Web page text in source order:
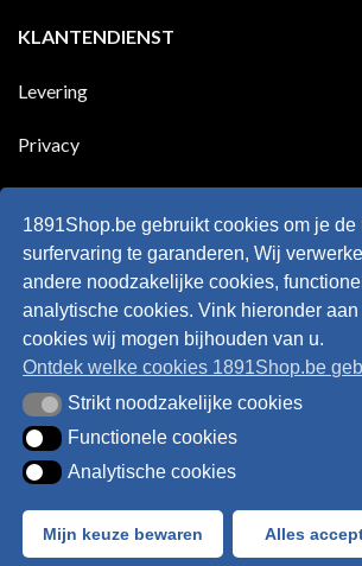
land
scoort
nog
eens
tegen
Wie
is
Haaland,
Europese
?
KLANTENDIENST
Levering
Privacy
Retourneren
Algemene voorwaarden
BancontactVisa IDeal
1891Shop.be gebruikt cookies om je de
surfervaring te garanderen, Wij
andere noodzakelijke cookies,
analytische cookies. Vink hieronder
cookies wij mogen bijhouden van u.
Ontdek welke cookies 1891Shop.be
Strikt noodzakelijke cookies
Strikt noodzakelijke cookies
Functionele cookies
Functionele cookies
Analytische cookies
Analytische cookies
Mijn keuze bewaren Alles